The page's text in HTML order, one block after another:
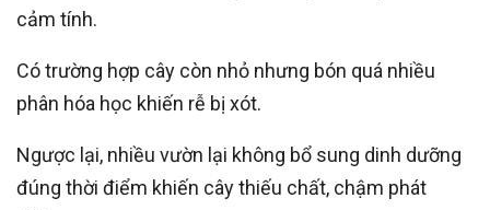
cảm tính.
Có trường hợp cây còn nhỏ nhưng bón quá nhiều
phân hóa học khiến rễ bị xót.
Ngược lại, nhiều vườn lại không bổ sung dinh dưỡng
đúng thời điểm khiến cây thiếu chất, chậm phát